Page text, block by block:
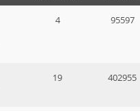
4 95597
19 402955